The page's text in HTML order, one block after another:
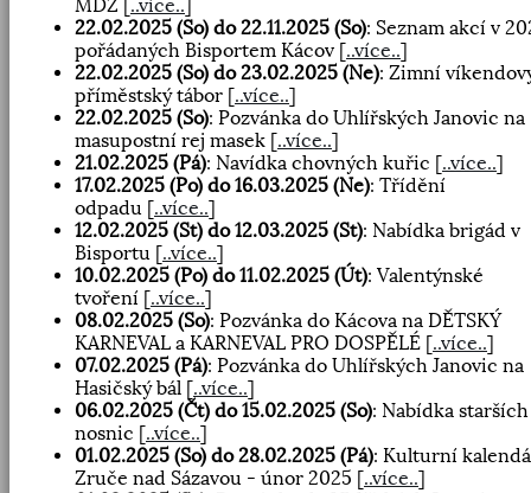
MDŽ [..více..]
22.02.2025 (So) do 22.11.2025 (So): Seznam akcí v
pořádaných Bisportem Kácov [..více..]
22.02.2025 (So) do 23.02.2025 (Ne): Zimní
příměstský tábor [..více..]
22.02.2025 (So): Pozvánka do Uhlířských Janovic na
masupostní rej masek [..více..]
21.02.2025 (Pá): Navídka chovných kuřic [..více..]
17.02.2025 (Po) do 16.03.2025 (Ne): Třídění
odpadu [..více..]
12.02.2025 (St) do 12.03.2025 (St): Nabídka brigád v
Bisportu [..více..]
10.02.2025 (Po) do 11.02.2025 (Út): Valentýnské
tvoření [..více..]
08.02.2025 (So): Pozvánka do Kácova na DĚTSKÝ
KARNEVAL a KARNEVAL PRO DOSPĚLÉ [..více..]
07.02.2025 (Pá): Pozvánka do Uhlířských Janovic na
Hasičský bál [..více..]
06.02.2025 (Čt) do 15.02.2025 (So): Nabídka starších
nosnic [..více..]
01.02.2025 (So) do 28.02.2025 (Pá): Kulturní
Zruče nad Sázavou - únor 2025 [..více..]